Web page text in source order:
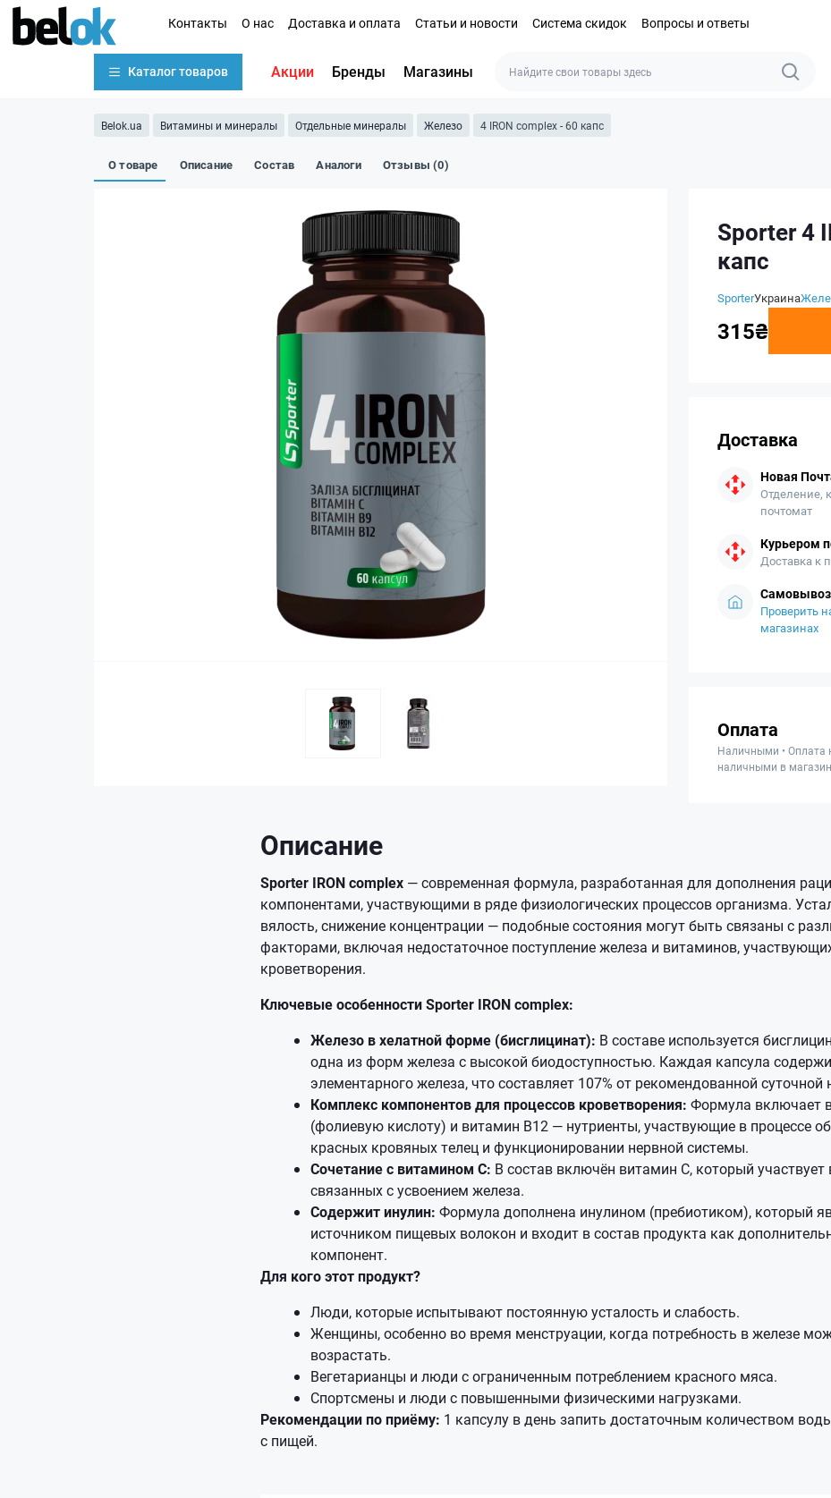
Контакты О нас Доставка и оплата Статьи и новости Система скидок Вопросы и ответы
Каталог товаров Акции Бренды Магазины
Belok.ua Витамины и минералы Отдельные минералы Железо 4 IRON complex - 60 капс
О товаре Описание Состав Аналоги Отзывы (0)
Sporter 4
капс
SporterУкраина
315₴
Доставка
Новая
Отделение,
почтомат
Курьером
Доставка к
Самовывоз
Проверить
магазинах
Оплата
Наличными • Оплата
наличными в
Описание
Sporter IRON complex — современная формула, разработанная для дополнения
компонентами, участвующими в ряде физиологических процессов организма.
вялость, снижение концентрации — подобные состояния могут быть связаны с
факторами, включая недостаточное поступление железа и витаминов,
кроветворения.
Ключевые особенности Sporter IRON complex:
Железо в хелатной форме (бисглицинат): В составе используется
одна из форм железа с высокой биодоступностью. Каждая капсула
элементарного железа, что составляет 107% от рекомендованной
Комплекс компонентов для процессов кроветворения: Формула включает
(фолиевую кислоту) и витамин B12 — нутриенты, участвующие в процессе
красных кровяных телец и функционировании нервной системы.
Сочетание с витамином С: В состав включён витамин С, который участвует
связанных с усвоением железа.
Содержит инулин: Формула дополнена инулином (пребиотиком), который
источником пищевых волокон и входит в состав продукта как
компонент.
Для кого этот продукт?
Люди, которые испытывают постоянную усталость и слабость.
Женщины, особенно во время менструации, когда потребность в железе
возрастать.
Вегетарианцы и люди с ограниченным потреблением красного мяса.
Спортсмены и люди с повышенными физическими нагрузками.
Рекомендации по приёму: 1 капсулу в день запить достаточным количеством
с пищей.